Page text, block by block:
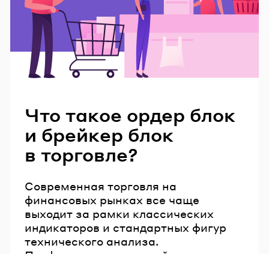
Что такое ордер блок
и брейкер блок
в торговле?
Современная торговля на
финансовых рынках все чаще
выходит за рамки классических
индикаторов и стандартных фигур
технического анализа.